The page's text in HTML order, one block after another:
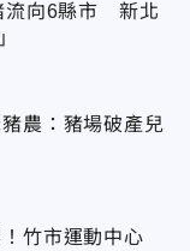
流向6縣市 新北
農：豬場破產兒
竹市運動中心